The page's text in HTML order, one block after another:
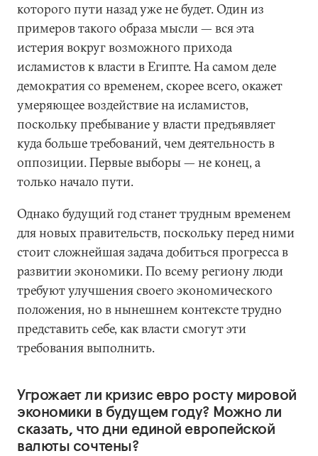
которого пути назад уже не будет. Один из
примеров такого образа мысли — вся эта
истерия вокруг возможного прихода
исламистов к власти в Египте. На самом деле
демократия со временем, скорее всего, окажет
умеряющее воздействие на исламистов,
поскольку пребывание у власти предъявляет
куда больше требований, чем деятельность в
оппозиции. Первые выборы — не конец, а
только начало пути.
Однако будущий год станет трудным временем
для новых правительств, поскольку перед ними
стоит сложнейшая задача добиться прогресса в
развитии экономики. По всему региону люди
требуют улучшения своего экономического
положения, но в нынешнем контексте трудно
представить себе, как власти смогут эти
требования выполнить.
Угрожает ли кризис евро росту мировой
экономики в будущем году? Можно ли
сказать, что дни единой европейской
валюты сочтены?